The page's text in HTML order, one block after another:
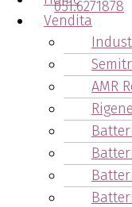
Vendita
AMR
051.6271878
batterie
Metauro
Le batterie
nel